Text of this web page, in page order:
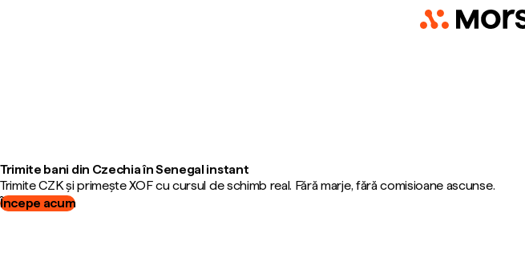
Trimite bani din Czechia în Senegal instant
Trimite CZK și primește XOF cu cursul de schimb real. Fără marje, fără comisioane ascunse.
Începe acum